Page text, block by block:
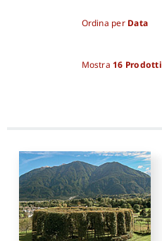
Ordina per Data
Mostra 16 Prodotti